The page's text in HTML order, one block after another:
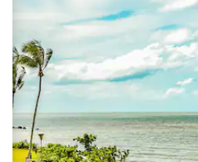
nach oben und unten oder